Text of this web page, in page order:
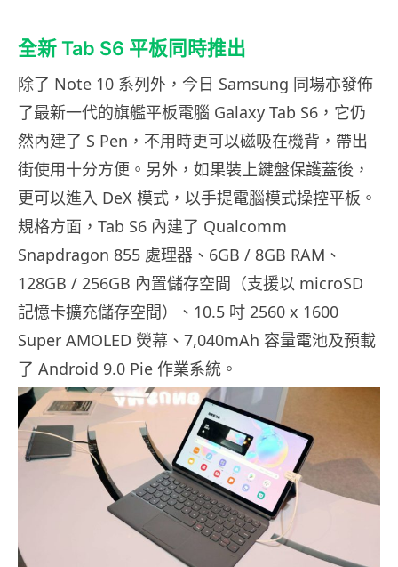
全新 Tab S6 平板同時推出
除了 Note 10 系列外，今日 Samsung 同場亦發佈
了最新一代的旗艦平板電腦 Galaxy Tab S6，它仍
然內建了 S Pen，不用時更可以磁吸在機背，帶出
街使用十分方便。另外，如果裝上鍵盤保護蓋後，
更可以進入 DeX 模式，以手提電腦模式操控平板。
規格方面，Tab S6 內建了 Qualcomm
Snapdragon 855 處理器、6GB / 8GB RAM、
128GB / 256GB 內置儲存空間（支援以 microSD
記憶卡擴充儲存空間）、10.5 吋 2560 x 1600
Super AMOLED 熒幕、7,040mAh 容量電池及預載
了 Android 9.0 Pie 作業系統。